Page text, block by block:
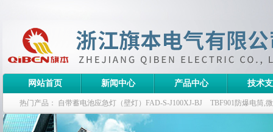
网站首页 新闻中心 产品中心 技术
热门产品： 自带蓄电池应急灯（壁灯）FAD-S-J100XJ-BJ TBF901防爆电筒,
栏式无极灯 G9960-W120W长寿无极工厂灯,三防无极灯